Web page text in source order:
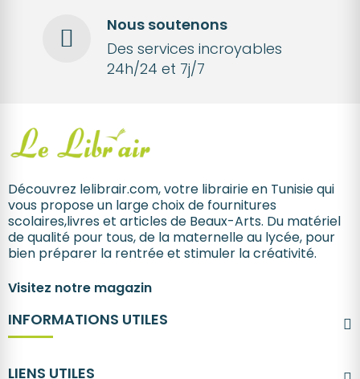
Nous soutenons
Des services incroyables
24h/24 et 7j/7
Découvrez lelibrair.com, votre librairie en Tunisie qui
vous propose un large choix de fournitures
scolaires,livres et articles de Beaux-Arts. Du matériel
de qualité pour tous, de la maternelle au lycée, pour
bien préparer la rentrée et stimuler la créativité.
Visitez notre magazin
INFORMATIONS UTILES
LIENS UTILES